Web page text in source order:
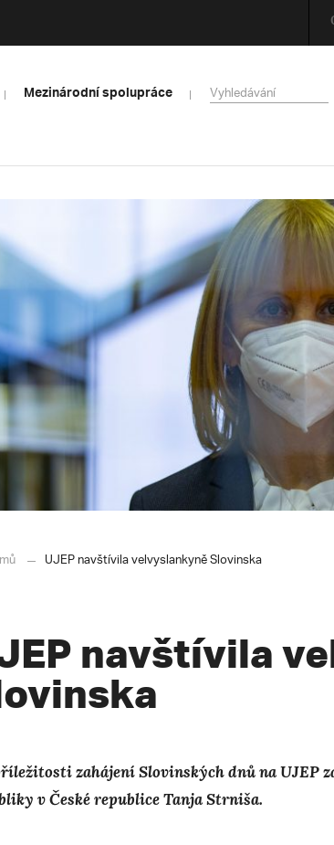
Mezinárodní spolupráce
UJEP navštívila velvyslankyně Slovinska
navštívila
zahájení Slovinských dnů na UJEP
v České republiceTanja Strniša.